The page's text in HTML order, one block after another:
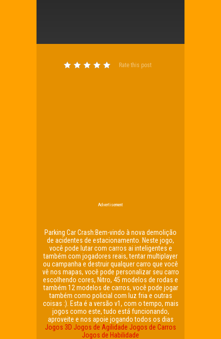
Rate this post
Advertisement
Parking Car Crash:Bem-vindo à nova demolição
de acidentes de estacionamento. Neste jogo,
você pode lutar com carros ai inteligentes e
também com jogadores reais, tentar multiplayer
ou campanha e destruir qualquer carro que você
vê nos mapas, você pode personalizar seu carro
escolhendo cores, Nitro, 45 modelos de rodas e
também 12 modelos de carros, você pode jogar
também como policial com luz fria e outras
coisas :). Esta é a versão v1, com o tempo, mais
jogos como este, tudo está funcionando,
aproveite e nos apoie jogando todos os dias
Jogos 3D Jogos de Agilidade Jogos de Carros
Jogos de Habilidade